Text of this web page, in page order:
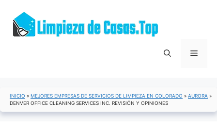
contenido
Menú
INICIO » MEJORES EMPRESAS DE SERVICIOS DE LIMPIEZA EN COLORADO » AURORA »
DENVER OFFICE CLEANING SERVICES INC. REVISIÓN Y OPINIONES